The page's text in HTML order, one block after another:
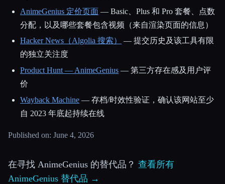
AnimeGenius 定价页面 — Basic、Plus 和 Pro 套餐、点数
分配，以及哪些套餐包含视频（来自渲染页面的信息）
Hacker News（Algolia 搜索）
— 提交历史及该工具有限
的独立关注度
Product Hunt — AnimeGenius — 第三方存在感及用户评
价
Wayback Machine — 存档/时效性验证，确认该网站至少
自 2023 年底起持续在线
Published on: June 4, 2026
在寻找 AnimeGenius 的替代品？ 查看所有
AnimeGenius 替代品 →